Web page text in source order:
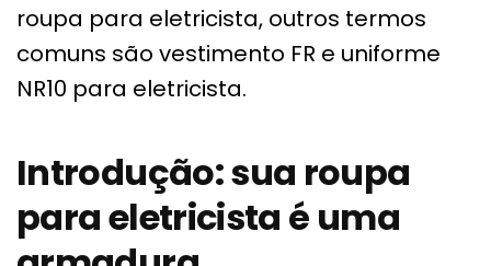
roupa para eletricista, outros termos
comuns são vestimento FR e uniforme
NR10 para eletricista.
Introdução: sua roupa
para eletricista é uma